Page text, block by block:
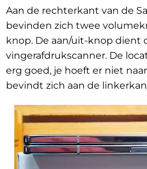
Aan de rechterkant van de
bevinden zich twee
knop. De aan/uit-knop dient
vingerafdrukscanner. De
erg goed, je hoeft er niet
bevindt zich aan de